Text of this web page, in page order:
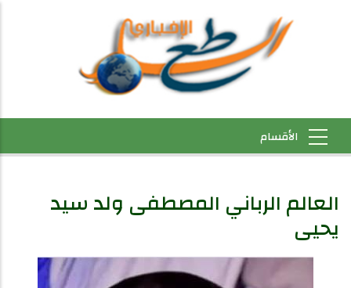
العالم الرباني المصطفى ولد سيد
يحيى